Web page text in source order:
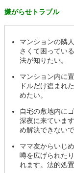
嫌がらせトラブル
マンションの隣
さくて困ってい
法が知りたい。
マンション内に
ドルだけ盗まれ
めたい。
自宅の敷地内に
深夜に来ていま
め解決できない
ママ友からいじ
噂を広げられた
れます。法的処